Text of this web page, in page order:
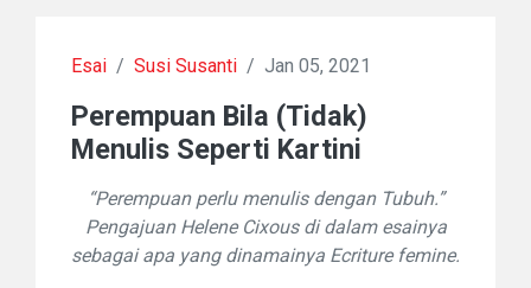
Esai / Susi Susanti / Jan 05, 2021
Perempuan Bila (Tidak)
Menulis Seperti Kartini
“Perempuan perlu menulis dengan Tubuh.”
Pengajuan Helene Cixous di dalam esainya
sebagai apa yang dinamainya Ecriture femine.